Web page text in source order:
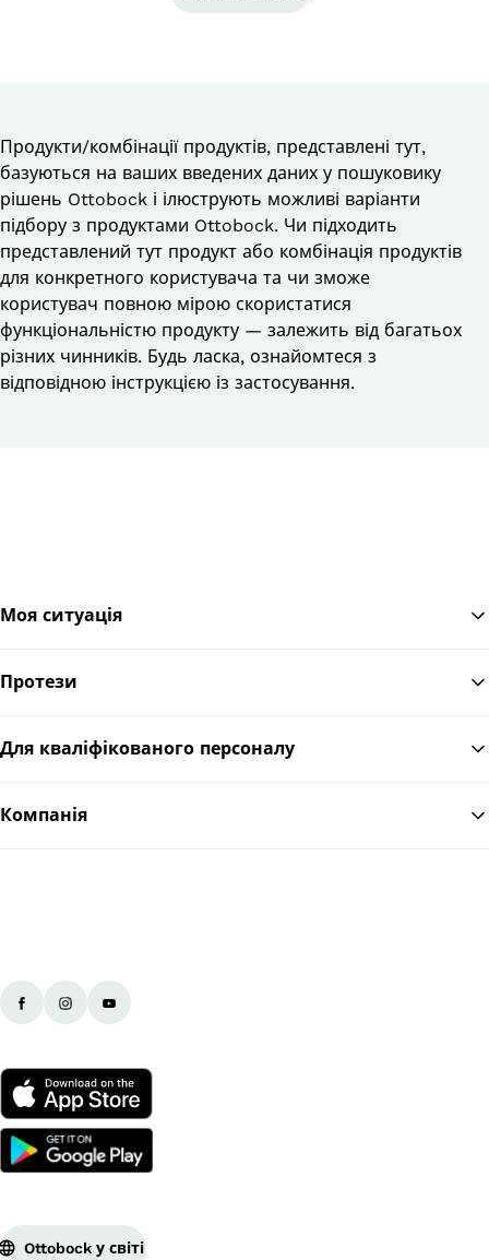
Продукти/комбінації продуктів, представлені тут,
базуються на ваших введених даних у пошуковику
рішень Ottobock і ілюструють можливі варіанти
підбору з продуктами Ottobock. Чи підходить
представлений тут продукт або комбінація продуктів
для конкретного користувача та чи зможе
користувач повною мірою скористатися
функціональністю продукту — залежить від багатьох
різних чинників. Будь ласка, ознайомтеся з
відповідною інструкцією із застосування.
Моя ситуація
Протези
Для кваліфікованого персоналу
Компанія
Ottobock у світі